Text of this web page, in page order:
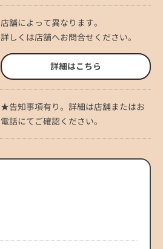
店舗によって異なります。
詳しくは店舗へお問合せください。
詳細はこちら
★告知事項有り。詳細は店舗またはお
電話にてご確認ください。